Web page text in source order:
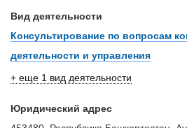
Вид деятельности
Консультирование по вопросам
деятельности и управления
+ еще 1 вид деятельности
Юридический адрес